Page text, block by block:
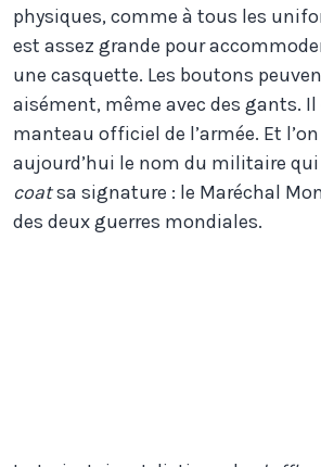
physiques, comme à tous les
est assez grande pour
une casquette. Les boutons
aisément, même avec des gants.
manteau officiel de l’armée. Et
aujourd’hui le nom du militaire
coatsa signature : le Maréchal
des deux guerres mondiales.